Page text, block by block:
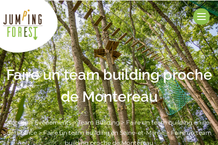
Faire un team building proche
de Montereau
Accueil>Évènements>Team Building>Faire un team building en Île-
de-France>Faire un team building en Seine-et-Marne>Faire un team
building proche de Montereau